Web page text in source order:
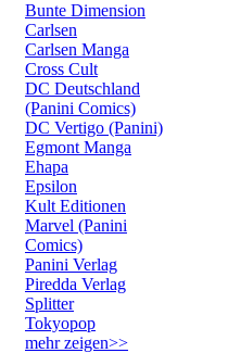
Bunte Dimension
Carlsen
Carlsen Manga
Cross Cult
DC Deutschland
(Panini Comics)
DC Vertigo (Panini)
Egmont Manga
Ehapa
Epsilon
Kult Editionen
Marvel (Panini
Comics)
Panini Verlag
Piredda Verlag
Splitter
Tokyopop
mehr zeigen>>